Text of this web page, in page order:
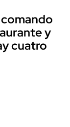
y
cuatro